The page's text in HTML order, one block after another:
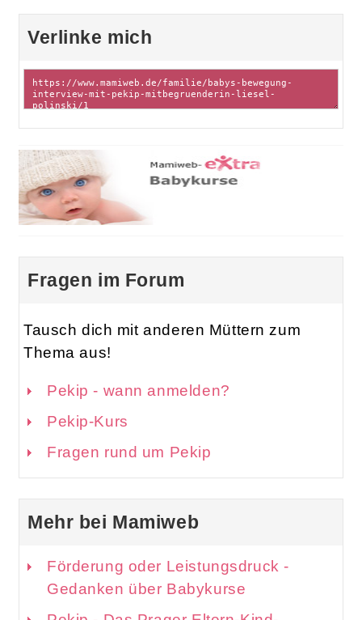
Verlinke mich
Fragen im Forum
Tausch dich mit anderen Müttern zum
Thema aus!
Pekip - wann anmelden?
Pekip-Kurs
Fragen rund um Pekip
Mehr bei Mamiweb
Förderung oder Leistungsdruck -
Gedanken über Babykurse